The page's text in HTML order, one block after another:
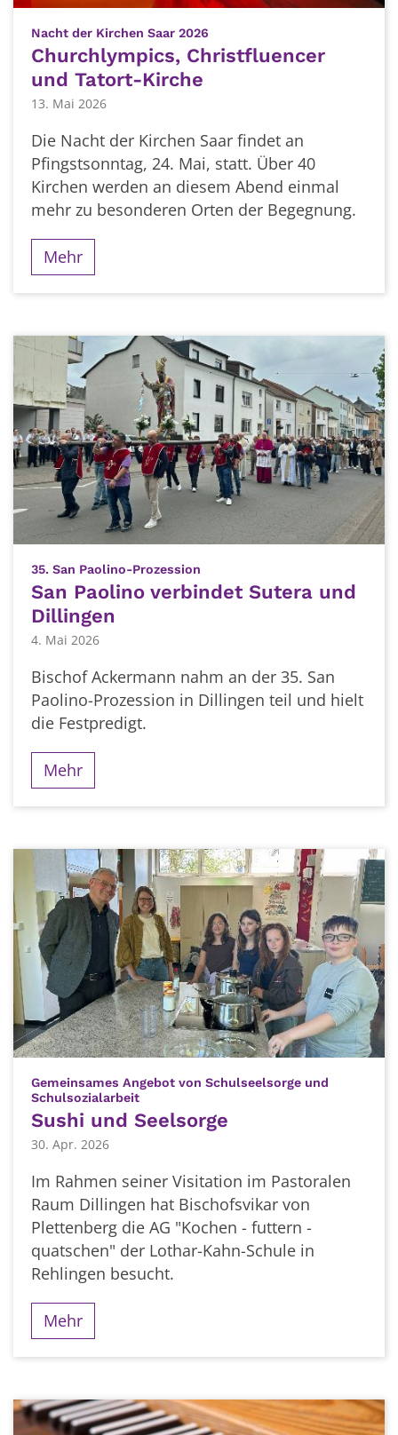
Nacht der Kirchen Saar 2026
Churchlympics, Christfluencer
und Tatort-Kirche
13. Mai 2026
Die Nacht der Kirchen Saar findet an
Pfingstsonntag, 24. Mai, statt. Über 40
Kirchen werden an diesem Abend einmal
mehr zu besonderen Orten der Begegnung.
Mehr
35. San Paolino-Prozession
San Paolino verbindet Sutera und
Dillingen
4. Mai 2026
Bischof Ackermann nahm an der 35. San
Paolino-Prozession in Dillingen teil und hielt
die Festpredigt.
Mehr
Gemeinsames Angebot von Schulseelsorge und
Schulsozialarbeit:
Sushi und Seelsorge
30. Apr. 2026
Im Rahmen seiner Visitation im Pastoralen
Raum Dillingen hat Bischofsvikar von
Plettenberg die AG "Kochen - futtern -
quatschen" der Lothar-Kahn-Schule in
Rehlingen besucht.
Mehr